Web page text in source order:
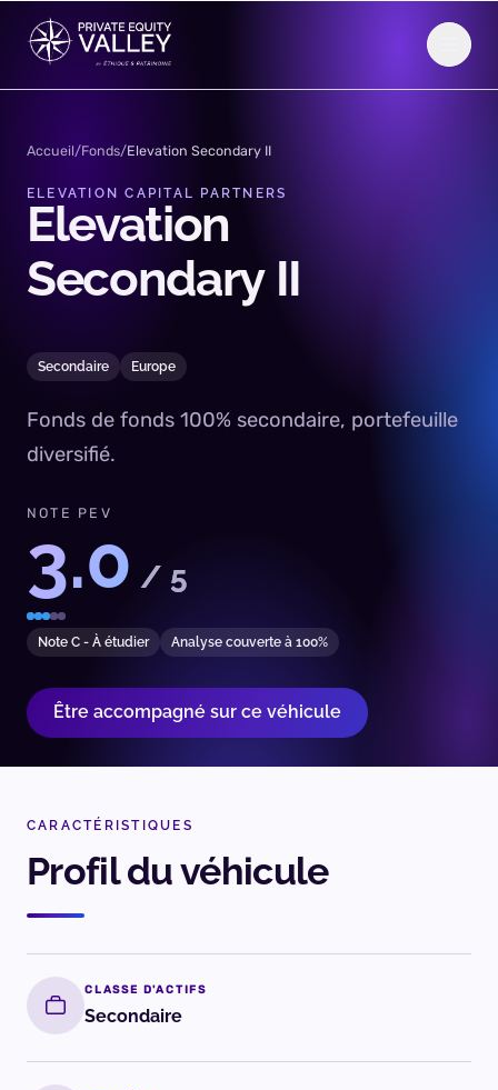
Aller au contenu
Accueil/Fonds/Elevation Secondary II
ELEVATION CAPITAL PARTNERS
Elevation
Secondary II
Secondaire Europe
Fonds de fonds 100% secondaire, portefeuille
diversifié.
NOTE PEV
3.0 / 5
Note C - À étudier Analyse couverte à 100%
Être accompagné sur ce véhicule
CARACTÉRISTIQUES
Profil du véhicule
CLASSE D'ACTIFS
Secondaire